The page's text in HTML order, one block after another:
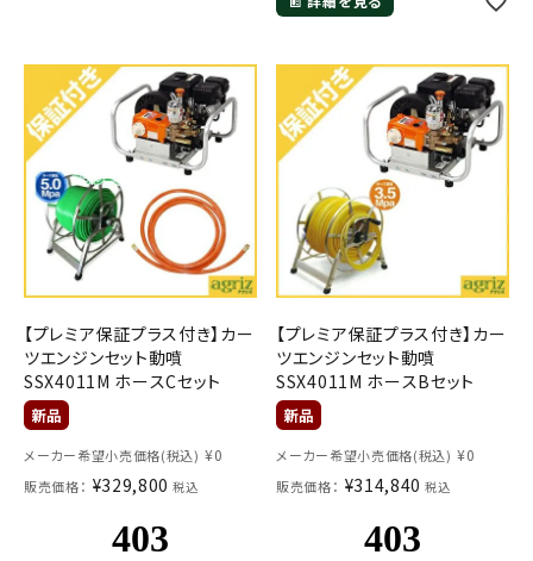
【プレミア保証プラス付き】カー
ツエンジンセット動噴
SSX4011M ホースCセット
メーカー希望小売価格(税込) ¥0
販売価格： ¥329,800 税込
【プレミア保証プラス付き】カー
ツエンジンセット動噴
SSX4011M ホースBセット
メーカー希望小売価格(税込) ¥0
販売価格： ¥314,840 税込